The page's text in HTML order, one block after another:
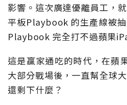
影響。這次廣達優離員工，
平板Playbook 的生產線被
Playbook 完全打不過蘋果
這是贏家通吃的時代，在蘋
大部分戰場後，一直幫全球
還剩下什麼？